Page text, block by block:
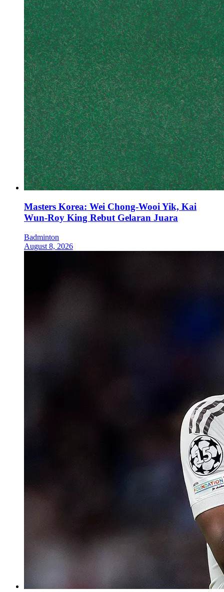
Masters Korea: Wei Chong-Wooi Yik, Kai
Wun-Roy King Rebut Gelaran Juara
Badminton
August 8, 2026